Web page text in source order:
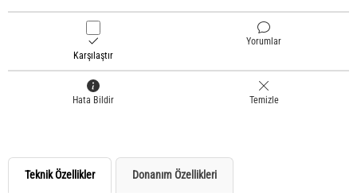
Karşılaştır
Yorumlar
Hata Bildir Temizle
Teknik Özellikler Donanım Özellikleri